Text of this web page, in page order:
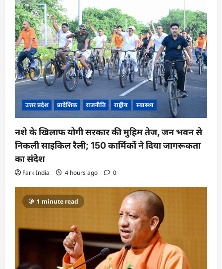
उत्तर प्रदेश प्रादेशिक राजनीति राष्ट्रीय स्वास्थ्य
नशे के खिलाफ योगी सरकार की मुहिम तेज, जन भवन से
निकली साइकिल रैली; 150 कार्मिकों ने दिया जागरूकता
का संदेश
Fark India 4 hours ago 0
1 minute read